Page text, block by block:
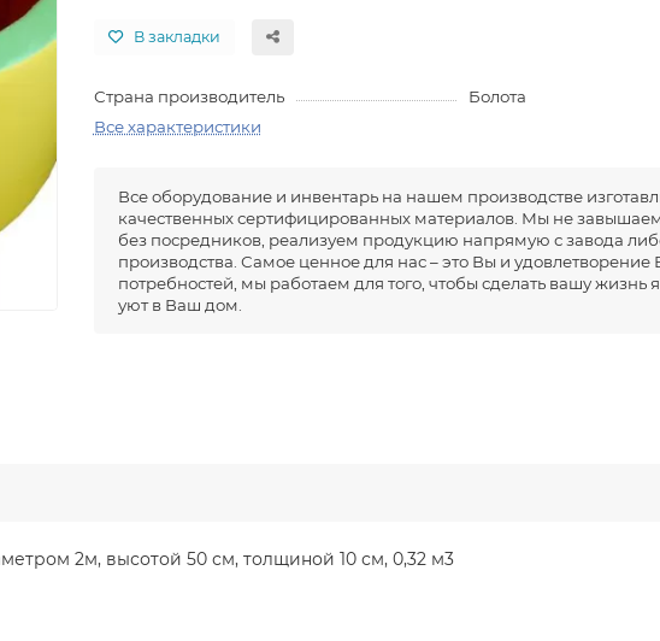
В закладки
Страна производитель
Болота
Все характеристики
Все оборудование и инвентарь на нашем производстве
качественных сертифицированных материалов. Мы не
без посредников, реализуем продукцию напрямую с завода
производства. Самое ценное для нас – это Вы и удовлетворение
потребностей, мы работаем для того, чтобы сделать вашу жизнь
уют в Ваш дом.
2м, высотой 50 см, толщиной 10 см, 0,32 м3